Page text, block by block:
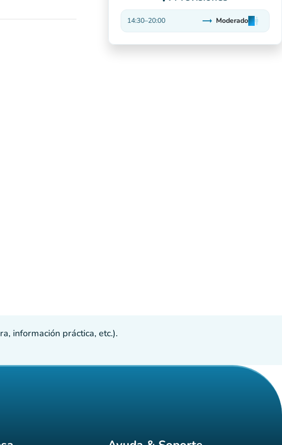
14:30–20:00 trending_flat
Estable
Moderadoman
man
man
información práctica, etc.).